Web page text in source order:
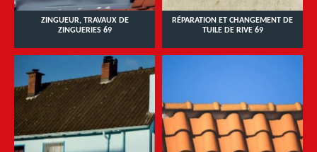
ZINGUEUR, TRAVAUX DE
ZINGUERIES 69
RÉPARATION ET CHANGEMENT DE
TUILE DE RIVE 69